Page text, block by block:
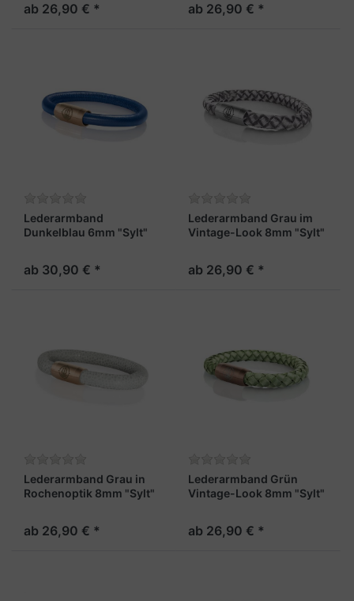
ab 26,90 € * ab 26,90 € *
Lederarmband
Dunkelblau 6mm "Sylt"
ab 30,90 € *
Lederarmband Grau im
Vintage-Look 8mm "Sylt"
ab 26,90 € *
Lederarmband Grau in
Rochenoptik 8mm "Sylt"
ab 26,90 € *
Lederarmband Grün
Vintage-Look 8mm "Sylt"
ab 26,90 € *